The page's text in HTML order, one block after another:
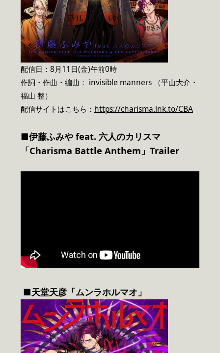
配信日：8月11日(金)午前0時
作詞・作曲・編曲： invisible manners （平山大介・
福山 整）
配信サイトはこちら： https://charisma.lnk.to/CBA
■伊藤ふみや feat. 六人のカリスマ
「Charisma Battle Anthem」Trailer
■天堂天彦「ムンラホルマオ」